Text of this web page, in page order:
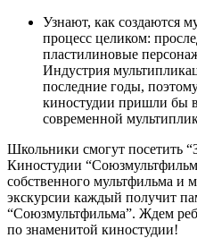
Узнают, как создаются
процесс целиком:
пластилиновые
Индустрия
последние годы,
киностудии пришли бы
современной
Школьники смогут посетить
Киностудии
собственного мультфильма и
экскурсии каждый получит
“Союзмультфильма”. Ждем
по знаменитой киностудии!